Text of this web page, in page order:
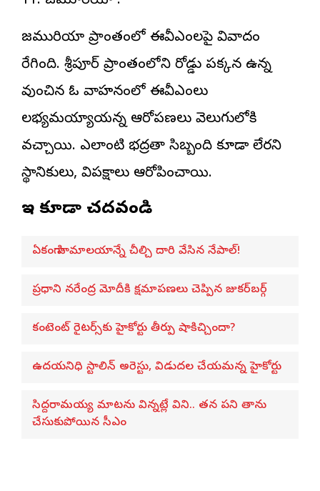
జమురియా ప్రాంతంలో ఈవీఎంలపై వివాదం
రేగింది. శ్రీపూర్ ప్రాంతంలోని రోడ్డు పక్కన ఉన్న
వుంచిన ఓ వాహనంలో ఈవీఎంలు
లభ్యమయ్యాయన్న ఆరోపణలు వెలుగులోకి
వచ్చాయి. ఎలాంటి భద్రతా సిబ్బంది కూడా లేరని
స్థానికులు, విపక్షాలు ఆరోపించాయి.
ఇవి కూడా చదవండి
ఏకంగా హిమాలయాన్నే చీల్చి దారి వేసిన నేపాల్!
ప్రధాని నరేంద్ర మోదీకి క్షమాపణలు చెప్పిన జుకర్‌బర్గ్
కంటెంట్ రైటర్స్‌కు హైకోర్టు తీర్పు షాకిచ్చిందా?
ఉదయనిధి స్టాలిన్ అరెస్టు, విడుదల చేయమన్న హైకోర్టు
సిద్దరామయ్య మాటను విన్నట్లే విని.. తన పని తాను
చేసుకుపోయిన సీఎం